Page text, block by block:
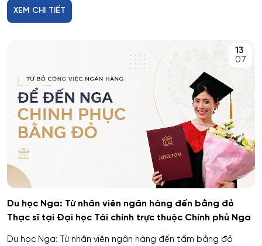
XEM CHI TIẾT
13
07
Du học Nga: Từ nhân viên ngân hàng đến bằng đỏ
Thạc sĩ tại Đại học Tài chính trực thuộc Chính phủ Nga
Du học Nga: Từ nhân viên ngân hàng đến tấm bằng đỏ